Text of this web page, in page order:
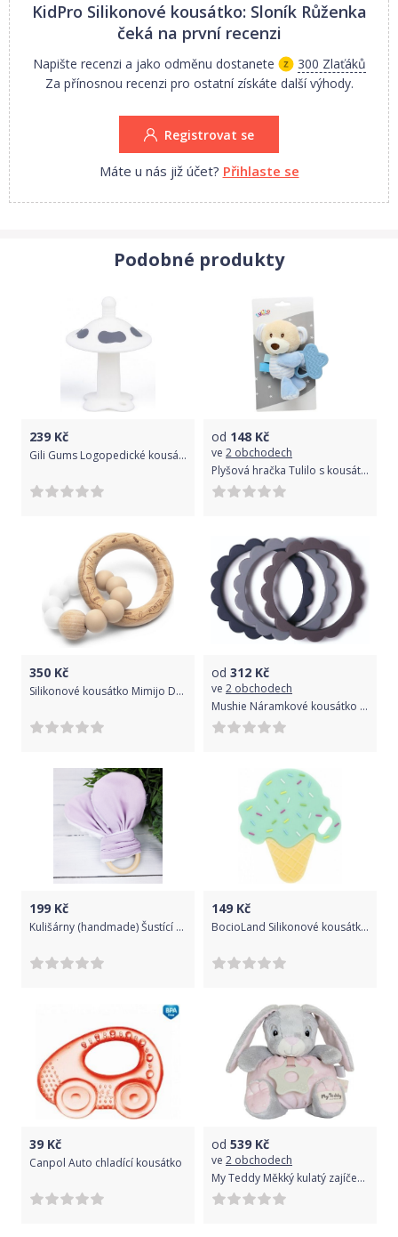
KidPro Silikonové kousátko: Sloník Růženka
čeká na první recenzi
Napište recenzi a jako odměnu dostanete
300 Zlaťáků
Za přínosnou recenzi pro ostatní získáte další výhody.
Registrovat se
Máte u nás již účet? Přihlaste se
Podobné produkty
239 Kč
Gili Gums Logopedické kousátko Hříbek, bílé
od 148 Kč
ve 2 obchodech
Plyšová hračka Tulilo s kousátkem Medvídek, 16 cm - modrý
350 Kč
Silikonové kousátko Mimijo Duo Bílá + Béžová
od 312 Kč
ve 2 obchodech
Mushie Náramkové kousátko ze silikonu Mush Flower Steel/Dove Gray/Stone 2021
199 Kč
Kulišárny (handmade) Šustící kousátko pro miminko PURPLE sklad š
149 Kč
BocioLand Silikonové kousátko Zmrzlinka - mátová
39 Kč
Canpol Auto chladící kousátko
od 539 Kč
ve 2 obchodech
My Teddy Měkký kulatý zajíček s kousátkem, růžová